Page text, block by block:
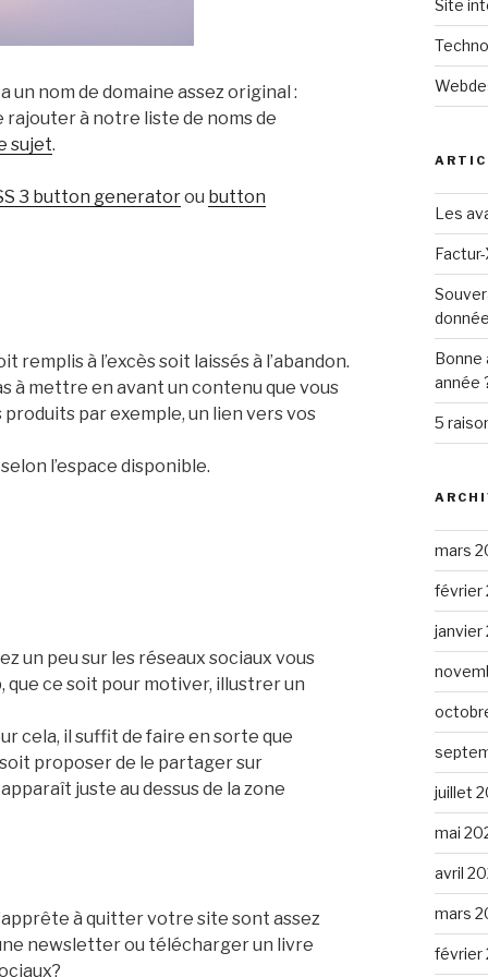
a un nom de domaine assez original :
rajouter à notre liste de noms de
sujet.
3 button generatorou button
à l’excès soit laissés à l’abandon.
à mettre en avant un contenu que vous
par exemple, un lien vers vos
l’espace disponible.
un peu sur les réseaux sociaux vous
que ce soit pour motiver, illustrer un
cela, il suffit de faire en sorte que
proposer de le partager sur
juste au dessus de la zone
à quitter votre site sont assez
newsletter ou télécharger un livre
Site
Les
Bonne
année
5
mars
février
janvier
juillet
mai
avril
mars
février